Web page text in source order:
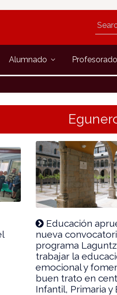
Alumnado Profesorado
Educación
nueva
programa
trabajar la
emocional y
buen trato en
Infantil, Primaria y